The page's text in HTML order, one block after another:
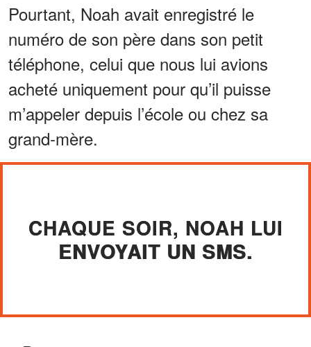
Pourtant, Noah avait enregistré le
numéro de son père dans son petit
téléphone, celui que nous lui avions
acheté uniquement pour qu’il puisse
m’appeler depuis l’école ou chez sa
grand-mère.
CHAQUE SOIR, NOAH LUI
ENVOYAIT UN SMS.